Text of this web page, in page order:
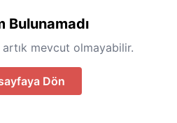
Bulunamadı
mevcut olmayabilir.
Dön